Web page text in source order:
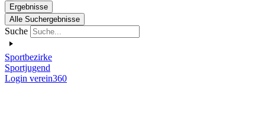
Ergebnisse
Alle Suchergebnisse
Suche
Sportbezirke
Sportjugend
Login verein360